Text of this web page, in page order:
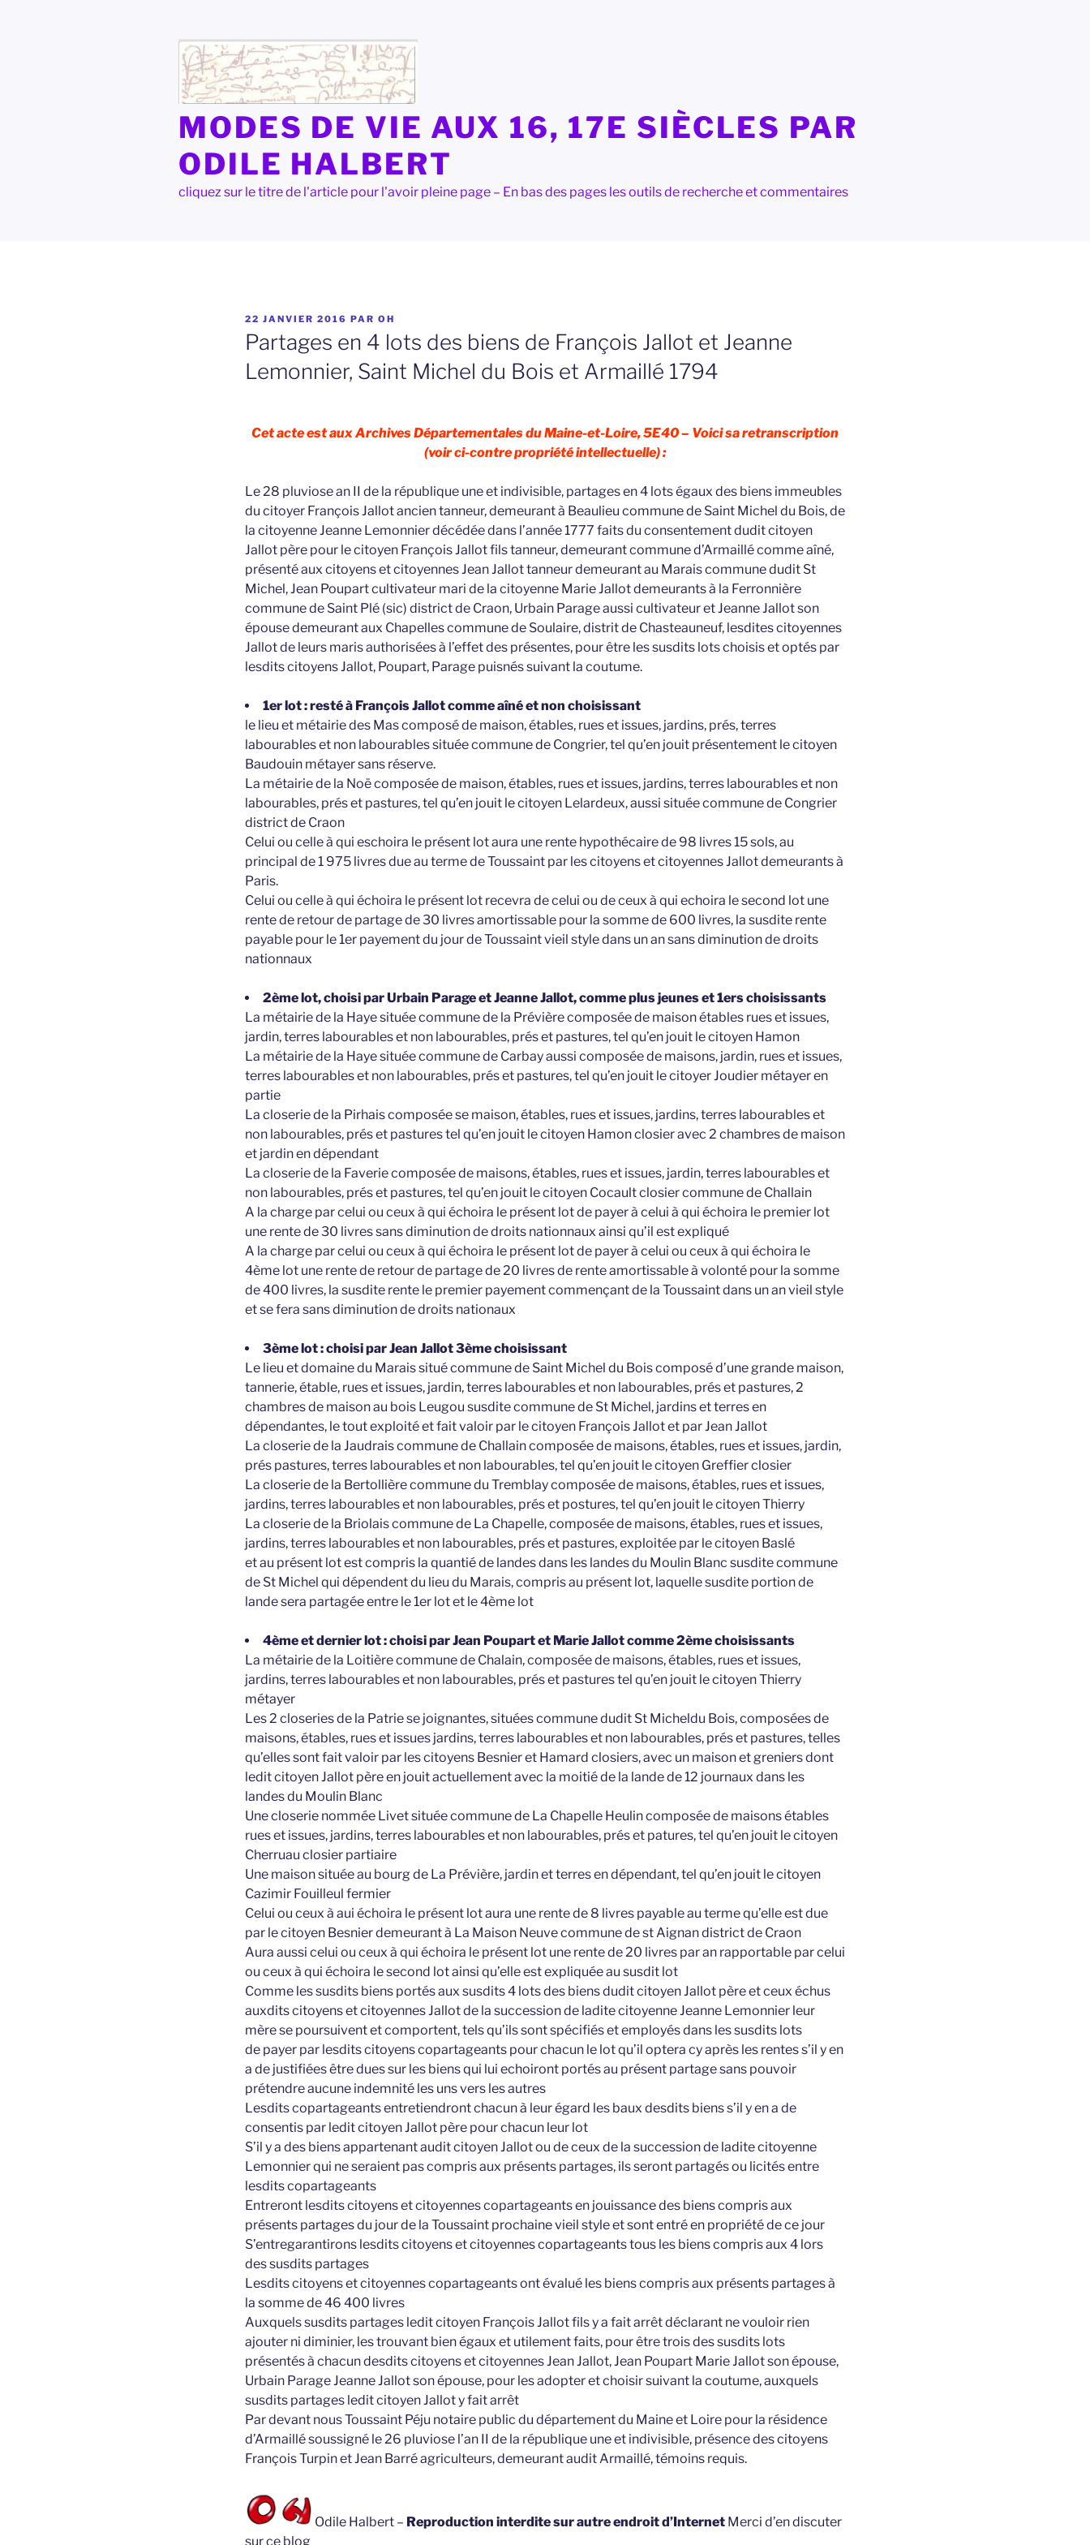
MODES DE VIE AUX 16, 17E SIÈCLES PAR
ODILE HALBERT
cliquez sur le titre de l'article pour l'avoir pleine page – En bas des pages les outils de recherche et commentaires
PUBLIÉ
LE
22 JANVIER 2016 PAR OH
Partages en 4 lots des biens de François Jallot et Jeanne
Lemonnier, Saint Michel du Bois et Armaillé 1794
Cet acte est aux Archives Départementales du Maine-et-Loire, 5E40 – Voici sa retranscription
(voir ci-contre propriété intellectuelle) :
Le 28 pluviose an II de la république une et indivisible, partages en 4 lots égaux des biens immeubles
du citoyer François Jallot ancien tanneur, demeurant à Beaulieu commune de Saint Michel du Bois, de
la citoyenne Jeanne Lemonnier décédée dans l’année 1777 faits du consentement dudit citoyen
Jallot père pour le citoyen François Jallot fils tanneur, demeurant commune d’Armaillé comme aîné,
présenté aux citoyens et citoyennes Jean Jallot tanneur demeurant au Marais commune dudit St
Michel, Jean Poupart cultivateur mari de la citoyenne Marie Jallot demeurants à la Ferronnière
commune de Saint Plé (sic) district de Craon, Urbain Parage aussi cultivateur et Jeanne Jallot son
épouse demeurant aux Chapelles commune de Soulaire, distrit de Chasteauneuf, lesdites citoyennes
Jallot de leurs maris authorisées à l’effet des présentes, pour être les susdits lots choisis et optés par
lesdits citoyens Jallot, Poupart, Parage puisnés suivant la coutume.
1er lot : resté à François Jallot comme aîné et non choisissant
le lieu et métairie des Mas composé de maison, étables, rues et issues, jardins, prés, terres
labourables et non labourables située commune de Congrier, tel qu’en jouit présentement le citoyen
Baudouin métayer sans réserve.
La métairie de la Noë composée de maison, étables, rues et issues, jardins, terres labourables et non
labourables, prés et pastures, tel qu’en jouit le citoyen Lelardeux, aussi située commune de Congrier
district de Craon
Celui ou celle à qui eschoira le présent lot aura une rente hypothécaire de 98 livres 15 sols, au
principal de 1 975 livres due au terme de Toussaint par les citoyens et citoyennes Jallot demeurants à
Paris.
Celui ou celle à qui échoira le présent lot recevra de celui ou de ceux à qui echoira le second lot une
rente de retour de partage de 30 livres amortissable pour la somme de 600 livres, la susdite rente
payable pour le 1er payement du jour de Toussaint vieil style dans un an sans diminution de droits
nationnaux
2ème lot, choisi par Urbain Parage et Jeanne Jallot, comme plus jeunes et 1ers choisissants
La métairie de la Haye située commune de la Prévière composée de maison étables rues et issues,
jardin, terres labourables et non labourables, prés et pastures, tel qu’en jouit le citoyen Hamon
La métairie de la Haye située commune de Carbay aussi composée de maisons, jardin, rues et issues,
terres labourables et non labourables, prés et pastures, tel qu’en jouit le citoyer Joudier métayer en
partie
La closerie de la Pirhais composée se maison, étables, rues et issues, jardins, terres labourables et
non labourables, prés et pastures tel qu’en jouit le citoyen Hamon closier avec 2 chambres de maison
et jardin en dépendant
La closerie de la Faverie composée de maisons, étables, rues et issues, jardin, terres labourables et
non labourables, prés et pastures, tel qu’en jouit le citoyen Cocault closier commune de Challain
A la charge par celui ou ceux à qui échoira le présent lot de payer à celui à qui échoira le premier lot
une rente de 30 livres sans diminution de droits nationnaux ainsi qu’il est expliqué
A la charge par celui ou ceux à qui échoira le présent lot de payer à celui ou ceux à qui échoira le
4ème lot une rente de retour de partage de 20 livres de rente amortissable à volonté pour la somme
de 400 livres, la susdite rente le premier payement commençant de la Toussaint dans un an vieil style
et se fera sans diminution de droits nationaux
3ème lot : choisi par Jean Jallot 3ème choisissant
Le lieu et domaine du Marais situé commune de Saint Michel du Bois composé d’une grande maison,
tannerie, étable, rues et issues, jardin, terres labourables et non labourables, prés et pastures, 2
chambres de maison au bois Leugou susdite commune de St Michel, jardins et terres en
dépendantes, le tout exploité et fait valoir par le citoyen François Jallot et par Jean Jallot
La closerie de la Jaudrais commune de Challain composée de maisons, étables, rues et issues, jardin,
prés pastures, terres labourables et non labourables, tel qu’en jouit le citoyen Greffier closier
La closerie de la Bertollière commune du Tremblay composée de maisons, étables, rues et issues,
jardins, terres labourables et non labourables, prés et postures, tel qu’en jouit le citoyen Thierry
La closerie de la Briolais commune de La Chapelle, composée de maisons, étables, rues et issues,
jardins, terres labourables et non labourables, prés et pastures, exploitée par le citoyen Baslé
et au présent lot est compris la quantié de landes dans les landes du Moulin Blanc susdite commune
de St Michel qui dépendent du lieu du Marais, compris au présent lot, laquelle susdite portion de
lande sera partagée entre le 1er lot et le 4ème lot
4ème et dernier lot : choisi par Jean Poupart et Marie Jallot comme 2ème choisissants
La métairie de la Loitière commune de Chalain, composée de maisons, étables, rues et issues,
jardins, terres labourables et non labourables, prés et pastures tel qu’en jouit le citoyen Thierry
métayer
Les 2 closeries de la Patrie se joignantes, situées commune dudit St Micheldu Bois, composées de
maisons, étables, rues et issues jardins, terres labourables et non labourables, prés et pastures, telles
qu’elles sont fait valoir par les citoyens Besnier et Hamard closiers, avec un maison et greniers dont
ledit citoyen Jallot père en jouit actuellement avec la moitié de la lande de 12 journaux dans les
landes du Moulin Blanc
Une closerie nommée Livet située commune de La Chapelle Heulin composée de maisons étables
rues et issues, jardins, terres labourables et non labourables, prés et patures, tel qu’en jouit le citoyen
Cherruau closier partiaire
Une maison située au bourg de La Prévière, jardin et terres en dépendant, tel qu’en jouit le citoyen
Cazimir Fouilleul fermier
Celui ou ceux à aui échoira le présent lot aura une rente de 8 livres payable au terme qu’elle est due
par le citoyen Besnier demeurant à La Maison Neuve commune de st Aignan district de Craon
Aura aussi celui ou ceux à qui échoira le présent lot une rente de 20 livres par an rapportable par celui
ou ceux à qui échoira le second lot ainsi qu’elle est expliquée au susdit lot
Comme les susdits biens portés aux susdits 4 lots des biens dudit citoyen Jallot père et ceux échus
auxdits citoyens et citoyennes Jallot de la succession de ladite citoyenne Jeanne Lemonnier leur
mère se poursuivent et comportent, tels qu’ils sont spécifiés et employés dans les susdits lots
de payer par lesdits citoyens copartageants pour chacun le lot qu’il optera cy après les rentes s’il y en
a de justifiées être dues sur les biens qui lui echoiront portés au présent partage sans pouvoir
prétendre aucune indemnité les uns vers les autres
Lesdits copartageants entretiendront chacun à leur égard les baux desdits biens s’il y en a de
consentis par ledit citoyen Jallot père pour chacun leur lot
S’il y a des biens appartenant audit citoyen Jallot ou de ceux de la succession de ladite citoyenne
Lemonnier qui ne seraient pas compris aux présents partages, ils seront partagés ou licités entre
lesdits copartageants
Entreront lesdits citoyens et citoyennes copartageants en jouissance des biens compris aux
présents partages du jour de la Toussaint prochaine vieil style et sont entré en propriété de ce jour
S’entregarantirons lesdits citoyens et citoyennes copartageants tous les biens compris aux 4 lors
des susdits partages
Lesdits citoyens et citoyennes copartageants ont évalué les biens compris aux présents partages à
la somme de 46 400 livres
Auxquels susdits partages ledit citoyen François Jallot fils y a fait arrêt déclarant ne vouloir rien
ajouter ni diminier, les trouvant bien égaux et utilement faits, pour être trois des susdits lots
présentés à chacun desdits citoyens et citoyennes Jean Jallot, Jean Poupart Marie Jallot son épouse,
Urbain Parage Jeanne Jallot son épouse, pour les adopter et choisir suivant la coutume, auxquels
susdits partages ledit citoyen Jallot y fait arrêt
Par devant nous Toussaint Péju notaire public du département du Maine et Loire pour la résidence
d’Armaillé soussigné le 26 pluviose l’an II de la république une et indivisible, présence des citoyens
François Turpin et Jean Barré agriculteurs, demeurant audit Armaillé, témoins requis.
Odile Halbert – Reproduction interdite sur autre endroit d’Internet Merci d’en discuter
sur ce blog